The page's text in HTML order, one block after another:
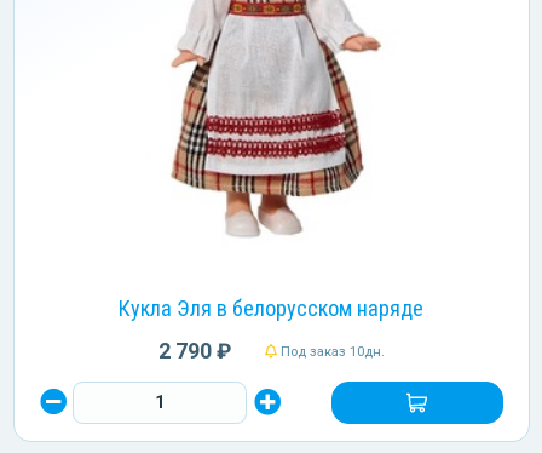
Кукла Эля в белорусском наряде
2 790 ₽ Под заказ 10дн.